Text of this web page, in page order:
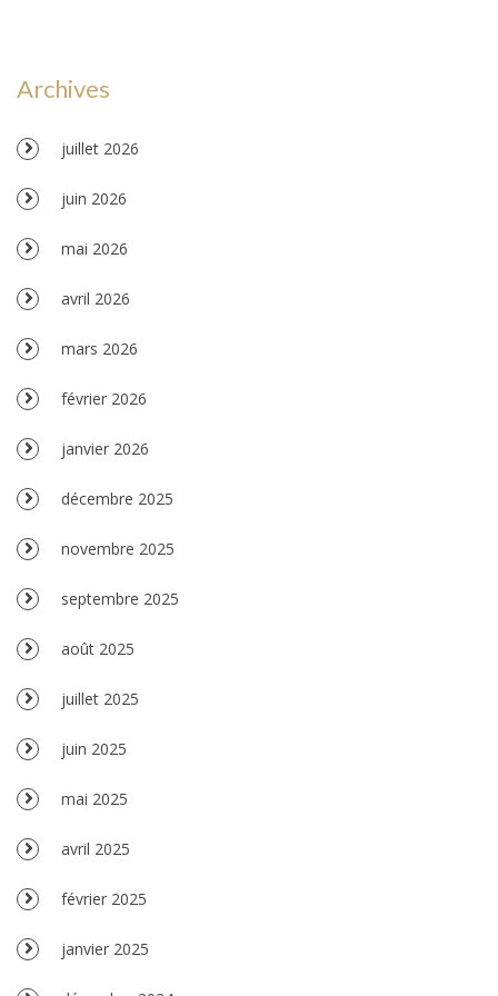
Archives
juillet 2026
juin 2026
mai 2026
avril 2026
mars 2026
février 2026
janvier 2026
décembre 2025
novembre 2025
septembre 2025
août 2025
juillet 2025
juin 2025
mai 2025
avril 2025
février 2025
janvier 2025